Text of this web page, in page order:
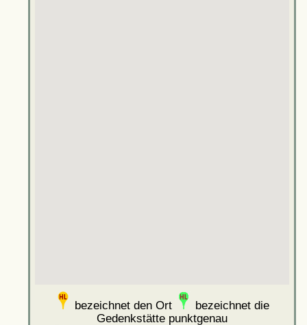
bezeichnet den Ort
bezeichnet die
Gedenkstätte punktgenau